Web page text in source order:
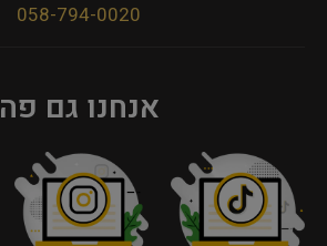
058-794-0020
אנחנו גם פה